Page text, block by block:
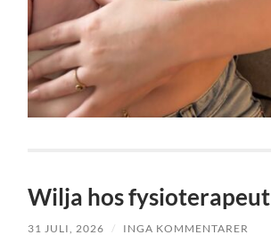
Wilja hos fysioterapeut
31 JULI, 2026 / INGA KOMMENTARER